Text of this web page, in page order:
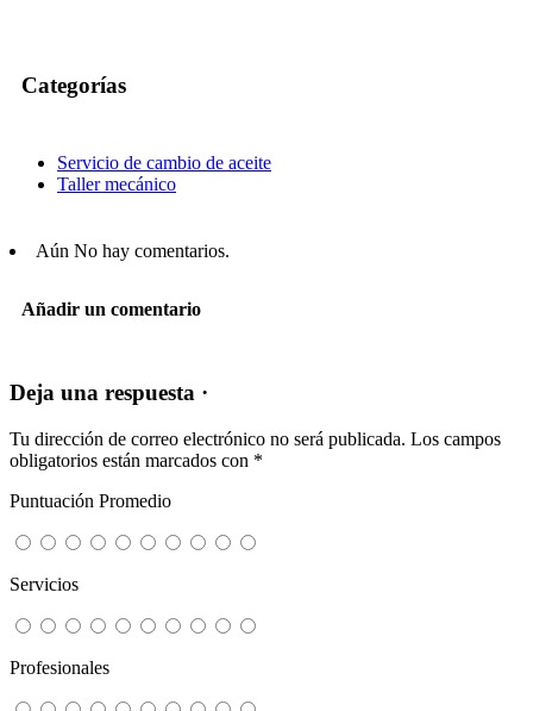
Categorías
Servicio de cambio de aceite
Taller mecánico
Aún No hay comentarios.
Añadir un comentario
Deja una respuesta ·
Tu dirección de correo electrónico no será publicada. Los campos
obligatorios están marcados con *
Puntuación Promedio
Servicios
Profesionales